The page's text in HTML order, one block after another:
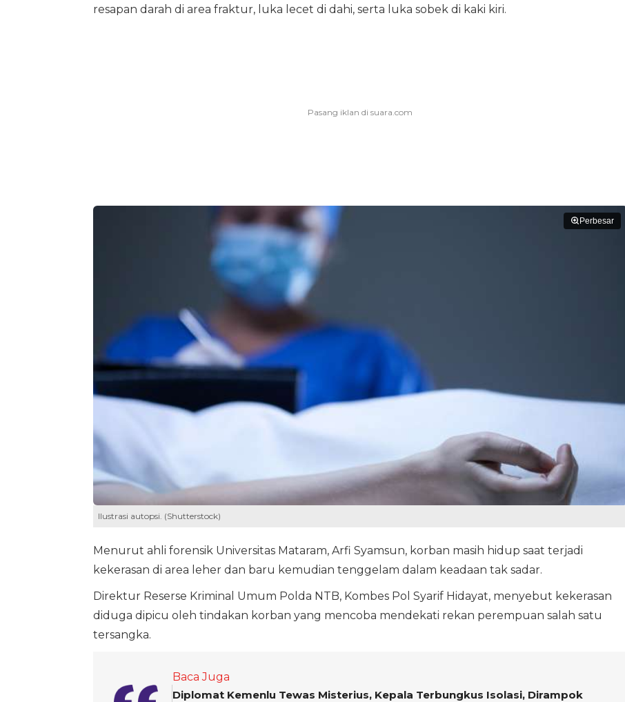
resapan darah di area fraktur, luka lecet di dahi, serta luka sobek di kaki kiri.
Perbesar
Ilustrasi autopsi. (Shutterstock)
Menurut ahli forensik Universitas Mataram, Arfi Syamsun, korban masih hidup saat terjadi
kekerasan di area leher dan baru kemudian tenggelam dalam keadaan tak sadar.
Direktur Reserse Kriminal Umum Polda NTB, Kombes Pol Syarif Hidayat, menyebut kekerasan
diduga dipicu oleh tindakan korban yang mencoba mendekati rekan perempuan salah satu
tersangka.
Baca Juga
Diplomat Kemenlu Tewas Misterius, Kepala Terbungkus Isolasi, Dirampok